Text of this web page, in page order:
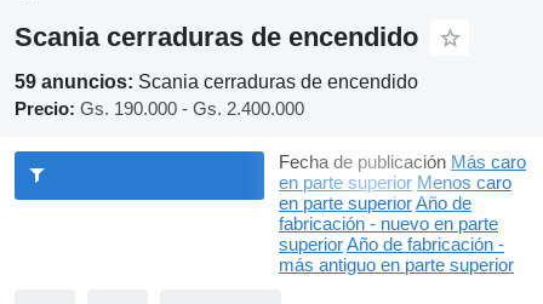
Scania cerraduras de encendido
59 anuncios: Scania cerraduras de encendido
Precio: Gs. 190.000 - Gs. 2.400.000
Fecha de publicación Más caro
en parte superior Menos caro
en parte superiorAño de
fabricación - nuevo en parte
superiorAño de fabricación -
más antiguo en parte superior